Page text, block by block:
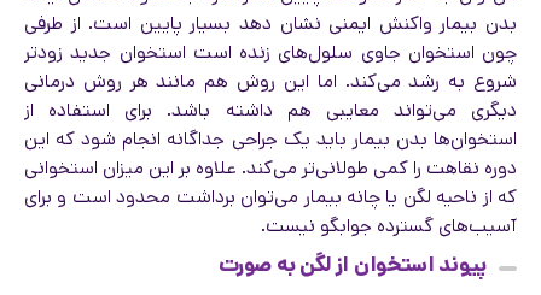
بدن بیمار واکنش ایمنی نشان دهد بسیار پایین است. از طرفی
چون استخوان جاوی سلول‌های زنده است استخوان جدید زودتر
شروع به رشد می‌کند. اما این روش هم مانند هر روش درمانی
دیگری می‌تواند معایبی هم داشته باشد. برای استفاده از
استخوان‌ها بدن بیمار باید یک جراحی جداگانه انجام شود که این
دوره نقاهت را کمی طولانی‌تر می‌کند. علاوه بر این میزان استخوانی
که از ناحیه لگن یا چانه بیمار می‌توان برداشت محدود است و برای
آسیب‌های گسترده جوابگو نیست.
پیوند استخوان از لگن به صورت